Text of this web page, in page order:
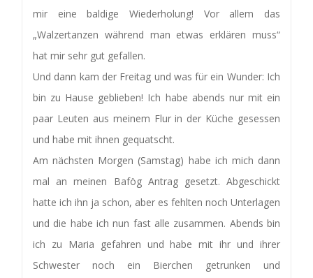
mir eine baldige Wiederholung! Vor allem das
„Walzertanzen während man etwas erklären muss“
hat mir sehr gut gefallen.
Und dann kam der Freitag und was für ein Wunder: Ich
bin zu Hause geblieben! Ich habe abends nur mit ein
paar Leuten aus meinem Flur in der Küche gesessen
und habe mit ihnen gequatscht.
Am nächsten Morgen (Samstag) habe ich mich dann
mal an meinen Bafög Antrag gesetzt. Abgeschickt
hatte ich ihn ja schon, aber es fehlten noch Unterlagen
und die habe ich nun fast alle zusammen. Abends bin
ich zu Maria gefahren und habe mit ihr und ihrer
Schwester noch ein Bierchen getrunken und